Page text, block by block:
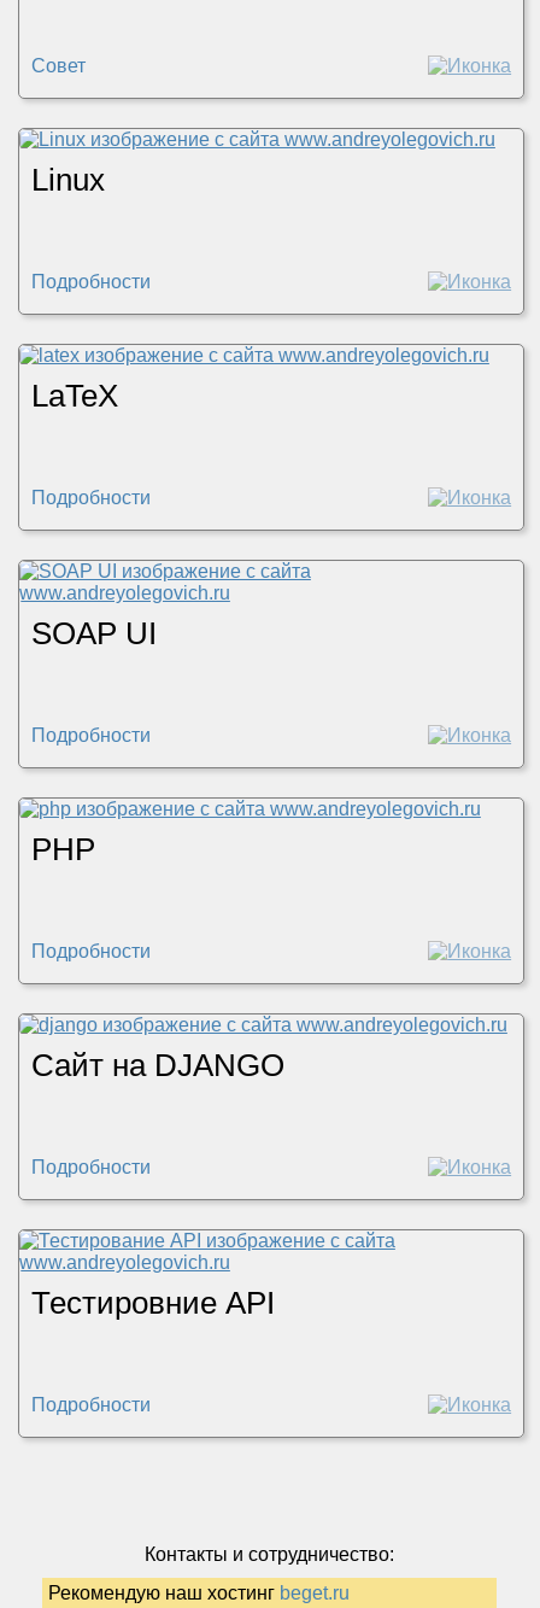
Совет
Linux
Подробности
LaTeX
Подробности
SOAP UI
Подробности
PHP
Подробности
Сайт на DJANGO
Подробности
Тестировние API
Подробности
Контакты и сотрудничество:
Рекомендую наш хостинг beget.ru